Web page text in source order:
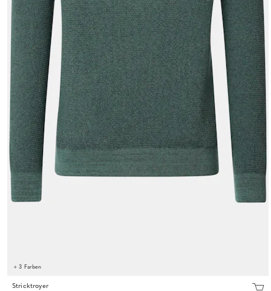
+ 3 Farben
Stricktroyer